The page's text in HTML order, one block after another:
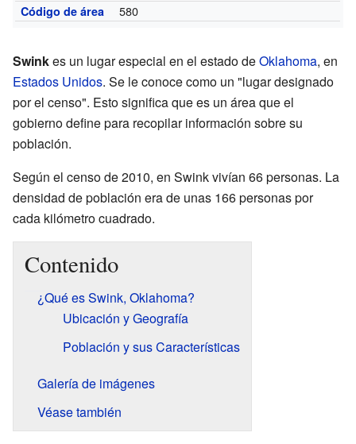
Código de área 580
Swinkes un lugar especial en el estado deOklahoma, en
Estados Unidos. Se le conoce como un "lugar designado
por el censo". Esto significa que es un área que el
gobierno define para recopilar información sobre su
población.
Según el censo de 2010, en Swink vivían 66 personas. La
densidad de población era de unas 166 personas por
cada kilómetro cuadrado.
Contenido
¿Qué es Swink, Oklahoma?
Ubicación y Geografía
Población y sus Características
Galería de imágenes
Véase también